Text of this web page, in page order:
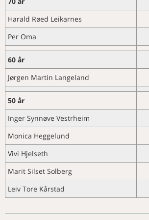
for egen utvikling, selvledelse og
ledelse av andre
Miltbrann fra Svartehavsområdet
Undgå at konflikter på
arbejdspladsen eskalerer
Ei takk på vegner av styret i DNV-
P
Nytt fra hestepraktiserende
veterinærers forening
tjenestepensjon – betydningen
av stillingsprosent
BOKOMTALE
Start with why
NAVN
Merkedager i november
Merkedager i desember
Nye medlemmer
Minneord om Carl Fredrik Ihler
Minneord om Tone Heggen
Eriksen
KURS OG MØTER
Aktivitetskalender
Harald Røed Leikarnes
Per Oma
60 år
Jørgen Martin Langeland
50 år
Inger Synnøve Vestrheim
Monica Heggelund
Vivi Hjelseth
Marit Silset Solberg
Leiv Tore Kårstad